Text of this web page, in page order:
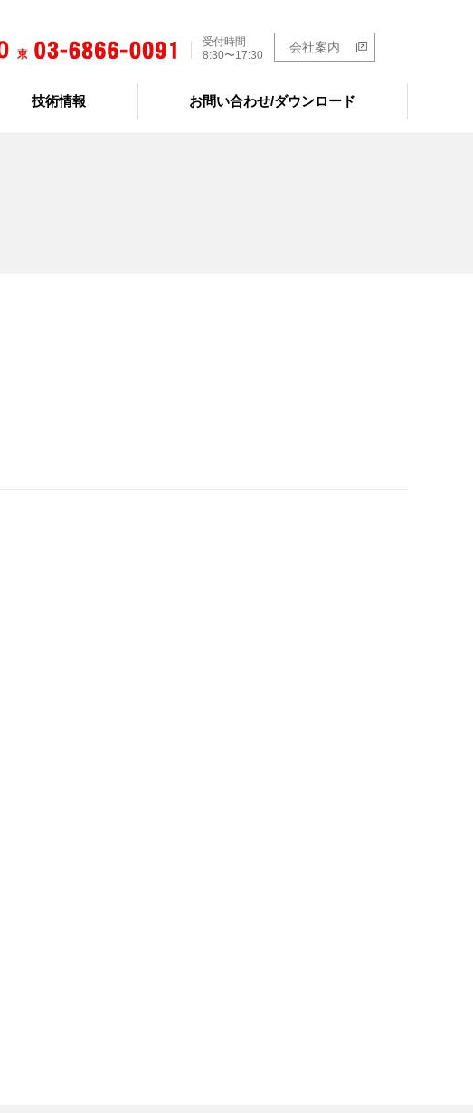
受付時間
8:30〜17:30
会社案内
技術情報 お問い合わせ/ダウンロード